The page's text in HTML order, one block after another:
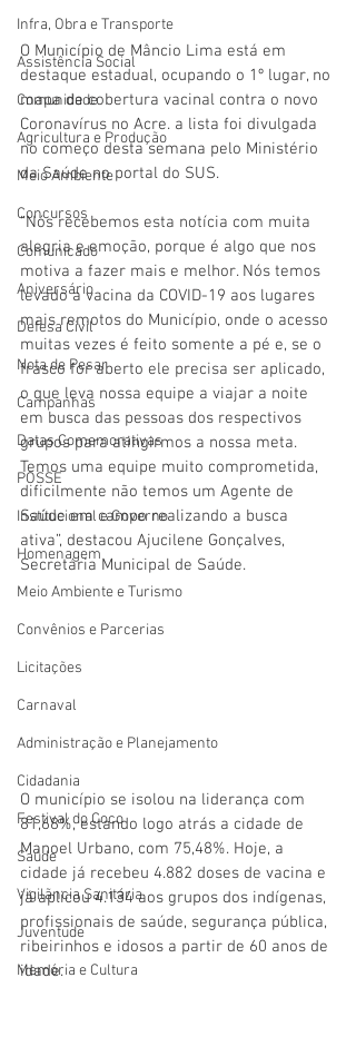
Infra, Obra e Transporte
Assistência Social
Comunidade
Agricultura e Produção
Meio Ambiente
Concursos
Comunicado
Aniversário
Defesa Civil
Nota de Pesar
Campanhas
Datas Comemorativas
POSSE
Institucional e Governo
Homenagem
Meio Ambiente e Turismo
Convênios e Parcerias
Licitações
Carnaval
Administração e Planejamento
Cidadania
Festival do Coco
Saúde
Vigilãncia Sanitária
Juventude
Memória e Cultura
O Município de Mâncio Lima está em
destaque estadual, ocupando o 1º lugar, no
mapa de cobertura vacinal contra o novo
Coronavírus no Acre. a lista foi divulgada
no começo desta semana pelo Ministério
da Saúde no portal do SUS.
“Nós recebemos esta notícia com muita
alegria e emoção, porque é algo que nos
motiva a fazer mais e melhor. Nós temos
levado a vacina da COVID-19 aos lugares
mais remotos do Município, onde o acesso
muitas vezes é feito somente a pé e, se o
frasco for aberto ele precisa ser aplicado,
o que leva nossa equipe a viajar a noite
em busca das pessoas dos respectivos
grupos para atingirmos a nossa meta.
Temos uma equipe muito comprometida,
dificilmente não temos um Agente de
Saúde em campo realizando a busca
ativa”, destacou Ajucilene Gonçalves,
Secretária Municipal de Saúde.
O município se isolou na liderança com
81,68%, estando logo atrás a cidade de
Manoel Urbano, com 75,48%. Hoje, a
cidade já recebeu 4.882 doses de vacina e
já aplicou 4.134 aos grupos dos indígenas,
profissionais de saúde, segurança pública,
ribeirinhos e idosos a partir de 60 anos de
idade.